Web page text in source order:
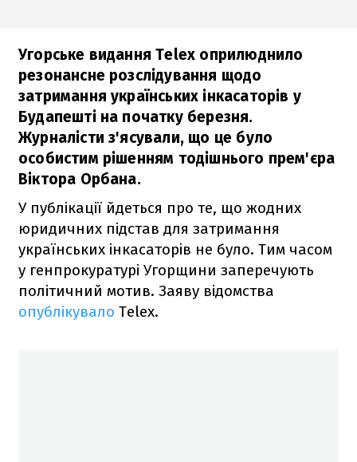
Угорське видання Telex оприлюднило
резонансне розслідування щодо
затримання українських інкасаторів у
Будапешті на початку березня.
Журналісти з'ясували, що це було
особистим рішенням тодішнього прем'єра
Віктора Орбана.
У публікації йдеться про те, що жодних
юридичних підстав для затримання
українських інкасаторів не було. Тим часом
у генпрокуратурі Угорщини заперечують
політичний мотив. Заяву відомства
опублікувало Telex.